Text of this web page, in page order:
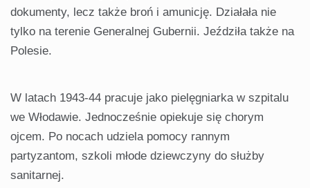
dokumenty, lecz także broń i amunicję. Działała nie
tylko na terenie Generalnej Gubernii. Jeździła także na
Polesie.
W latach 1943-44 pracuje jako pielęgniarka w szpitalu
we Włodawie. Jednocześnie opiekuje się chorym
ojcem. Po nocach udziela pomocy rannym
partyzantom, szkoli młode dziewczyny do służby
sanitarnej.